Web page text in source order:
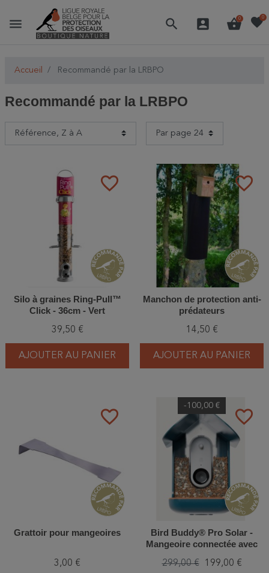
menu search account_box shopping_basket
0 favorite0
Accueil Recommandé par la LRBPO
Recommandé par la LRBPO
favorite_border
Silo à graines Ring-Pull™
Click - 36cm - Vert
39,50 €
AJOUTER AU PANIER
favorite_border
Manchon de protection anti-
prédateurs
14,50 €
AJOUTER AU PANIER
favorite_border
Grattoir pour mangeoires
3,00 €
favorite_border
-100,00 €
Bird Buddy® Pro Solar -
Mangeoire connectée avec
solaire
299,00 € 199,00 €